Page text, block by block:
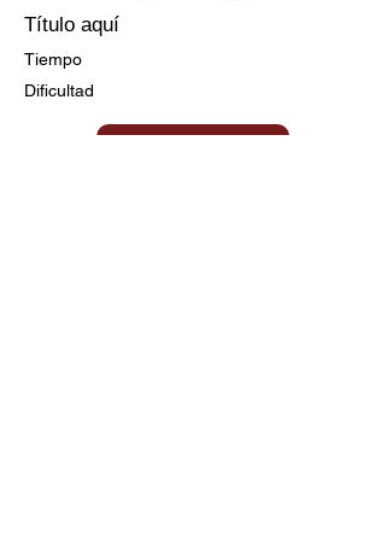
Título aquí
Tiempo
Dificultad